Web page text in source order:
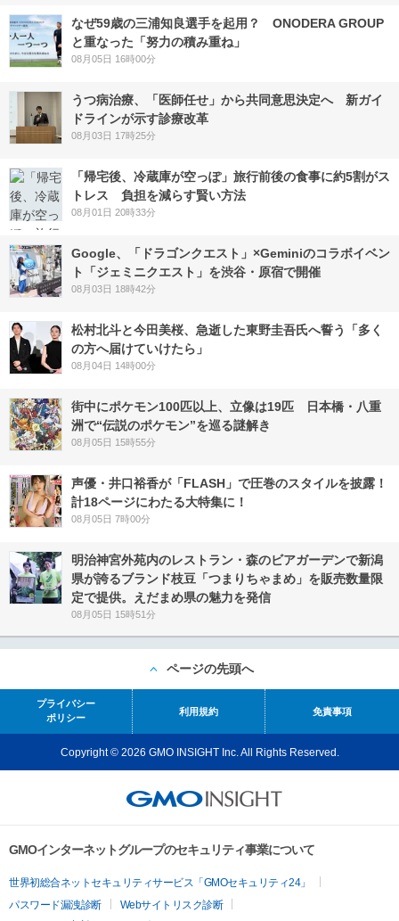
なぜ59歳の三浦知良選手を起用？ ONODERA GROUP
と重なった「努力の積み重ね」
08月05日 16時00分
うつ病治療、「医師任せ」から共同意思決定へ 新ガイ
ドラインが示す診療改革
08月03日 17時25分
「帰宅後、冷蔵庫が空っぽ」旅行前後の食事に約5割がス
トレス 負担を減らす賢い方法
08月01日 20時33分
Google、「ドラゴンクエスト」×Geminiのコラボイベン
ト「ジェミニクエスト」を渋谷・原宿で開催
08月03日 18時42分
松村北斗と今田美桜、急逝した東野圭吾氏へ誓う「多く
の方へ届けていけたら」
08月04日 14時00分
街中にポケモン100匹以上、立像は19匹 日本橋・八重
洲で“伝説のポケモン”を巡る謎解き
08月05日 15時55分
声優・井口裕香が「FLASH」で圧巻のスタイルを披露！
計18ページにわたる大特集に！
08月05日 7時00分
明治神宮外苑内のレストラン・森のビアガーデンで新潟
県が誇るブランド枝豆「つまりちゃまめ」を販売数量限
定で提供。えだまめ県の魅力を発信
08月05日 15時51分
ページの先頭へ
プライバシー
ポリシー
利用規約 免責事項
Copyright © 2026 GMO INSIGHT Inc. All Rights Reserved.
GMOインターネットグループのセキュリティ事業について
世界初総合ネットセキュリティサービス「GMOセキュリティ24」
パスワード漏洩診断
Webサイトリスク診断